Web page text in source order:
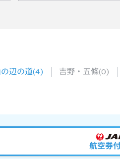
辺の道(4) 吉野・五條(0)
航空券